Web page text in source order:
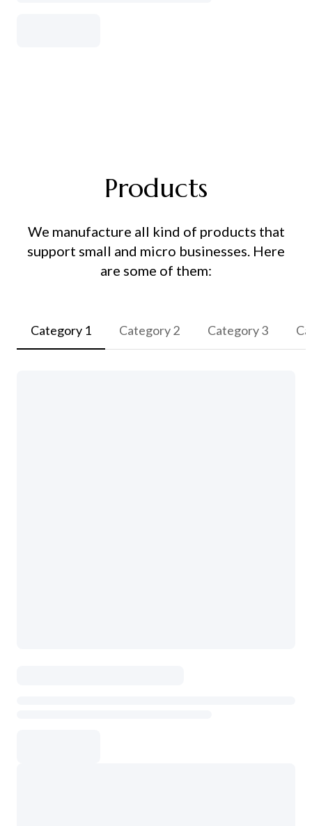
Products
We manufacture all kind of products that
support small and micro businesses. Here
are some of them:
Category 1 Category 2 Category 3